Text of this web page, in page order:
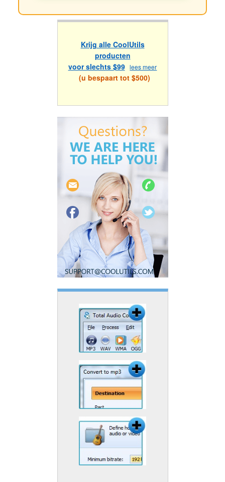
Krijg alle CoolUtils
producten
voor slechts $99 lees meer
(u bespaart tot $500)